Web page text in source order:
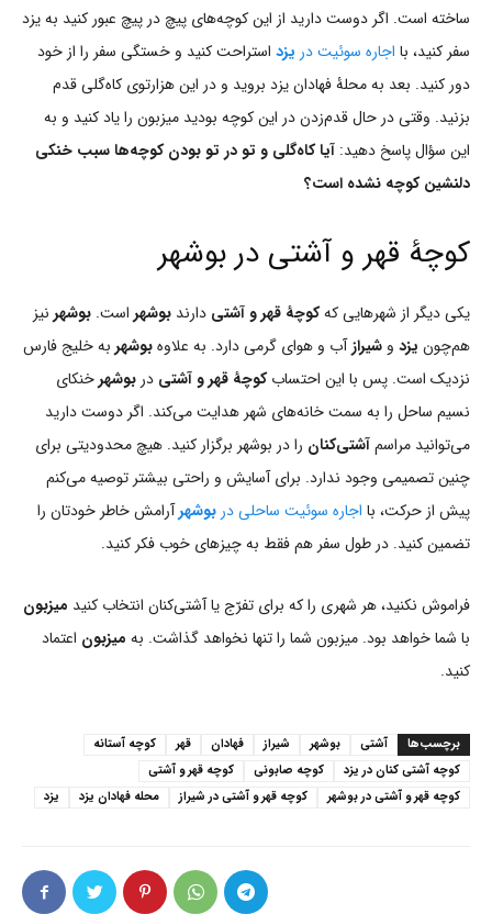
ساخته است. اگر دوست دارید از این کوچه‌های پیچ در پیچ عبور کنید به یزد
سفر کنید، با اجاره سوئیت در یزد استراحت کنید و خستگی سفر را از خود
دور کنید. بعد به محلۀ فهادان یزد بروید و در این هزارتوی کاه‌گلی قدم
بزنید. وقتی در حال قدم‌زدن در این کوچه بودید میزبون را یاد کنید و به
این سؤال پاسخ دهید: آیا کاه‌گلی و تو در تو بودن کوچه‌ها سبب خنکی
دلنشین کوچه نشده است؟
کوچۀ قهر و آشتی در بوشهر
یکی دیگر از شهرهایی کهکوچۀ قهر و آشتی دارند بوشهر است. بوشهر نیز
هم‌چون یزد و شیرازآب و هوای گرمی دارد. به علاوهبوشهر به خلیج فارس
نزدیک است. پس با این احتسابکوچۀ قهر و آشتی در بوشهرخنکای
نسیم ساحل را به سمت خانه‌های شهر هدایت می‌کند. اگر دوست دارید
می‌توانید مراسمآشتی‌کنان را در بوشهر برگزار کنید. هیچ محدودیتی برای
چنین تصمیمی وجود ندارد. برای آسایش و راحتی بیشتر توصیه می‌کنم
پیش از حرکت، با اجاره سوئیت ساحلی در بوشهرآرامش خاطر خودتان را
تضمین کنید. در طول سفر هم فقط به چیزهای خوب فکر کنید.
فراموش نکنید، هر شهری را که برای تفرّج یا آشتی‌کنان انتخاب کنید میزبون
با شما خواهد بود. میزبون شما را تنها نخواهد گذاشت. به میزبون اعتماد
کنید.
برچسب‌ها آشتی بوشهر شیراز فهادان قهر
کوچه آستانه
کوچه آشتی کنان در یزد
کوچه صابونی
کوچه قهر و آشتی
کوچه قهر و آشتی در بوشهر
کوچه قهر و آشتی در شیراز محله فهادان یزد یزد